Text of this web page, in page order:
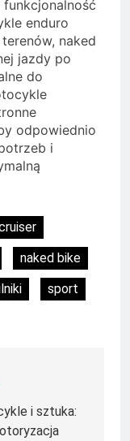
enduro
naked
jazdy po
do
odpowiednio
i
naked bike
sport
i sztuka: